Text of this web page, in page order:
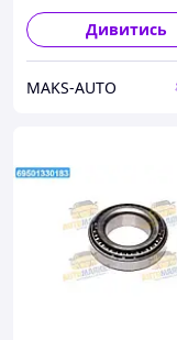
Дивитись
MAKS-AUTO